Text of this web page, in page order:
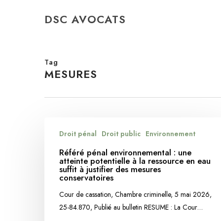
DSC AVOCATS
Tag
MESURES
environnemental
Droit pénal Droit public Environnement
Référé pénal environnemental : une
atteinte potentielle à la ressource en eau
suffit à justifier des mesures
conservatoires
Cour de cassation, Chambre criminelle, 5 mai 2026,
25-84.870, Publié au bulletin RESUME : La Cour…